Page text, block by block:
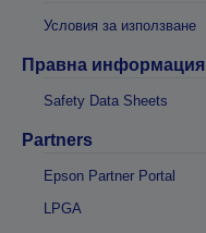
Условия за използване
Правна информация
Safety Data Sheets
Partners
Epson Partner Portal
LPGA